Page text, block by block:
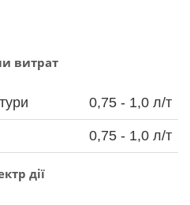
витрат
0,75 - 1,0 л/т
0,75 - 1,0 л/т
дії